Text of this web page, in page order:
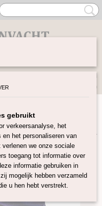
(0)
27/23 mic
gebruikt
verkeersanalyse, het
het personaliseren van
we onze sociale
toegang tot informatie over
informatie gebruiken in
mogelijk hebben verzameld
u hen hebt verstrekt.